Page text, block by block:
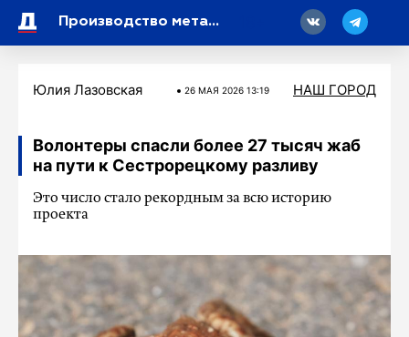
Производство металлических изделий в Ленобласти запитали электричеством
Юлия Лазовская 26 МАЯ 2026 13:19 НАШ ГОРОД
Волонтеры спасли более 27 тысяч жаб
на пути к Сестрорецкому разливу
Это число стало рекордным за всю историю
проекта